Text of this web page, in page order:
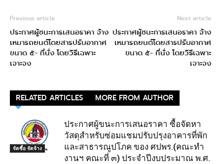
Previous article
ประกาศผู้ชนะการเสนอราคา จ้าง
เหมารถยนต์โดยสารปรับอากาศ
ขนาด ๕- ที่นั่ง โดยวิธีเฉพาะ
เจาะจง
Next article
ประกาศผู้ชนะการเสนอราคา จ้าง
เหมารถยนต์โดยสารปรับอากาศ
ขนาด ๕- ที่นั่ง โดยวิธีเฉพาะ
เจาะจง
RELATED ARTICLES MORE FROM AUTHOR
จัดซื้อ จัดจ้าง
ประกาศผู้ขนะการเสนอราคา ซื้อจัดหา
วัสดุสำหรับซ่อมแชมปรับปรุงอาคารที่พัก
และสาธารณูปโภค ของ ศปพร.(คณะทำ
งานฯ คณะที่ ๓) ประจำปีงบประมาณ พ.ศ.